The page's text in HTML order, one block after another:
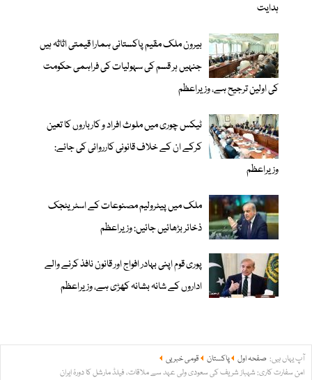
ہدایت
بیرون ملک مقیم پاکستانی ہمارا قیمتی اثاثہ ہیں
جنہیں ہر قسم کی سہولیات کی فراہمی حکومت
کی اولین ترجیح ہے، وزیراعظم
ٹیکس چوری میں ملوث افراد و کارباروں کا تعین
کرکے ان کے خلاف قانونی کارروائی کی جائے:
وزیراعظم
ملک میں پیٹرولیم مصنوعات کے اسٹریٹجک
ذخائر بڑھائیں جائیں: وزیراعظم
پوری قوم اپنی بہادر افواج اور قانون نافذ کرنے والے
اداروں کے شانہ بشانہ کھڑی ہے، وزیراعظم
آپ یہاں ہیں: صفحہ اول پاکستان
قومی خبریں
امن سفارت کاری: شہباز شریف کی سعودی ولی عہد سے ملاقات، فیلڈ مارشل کا دورۂ ایران